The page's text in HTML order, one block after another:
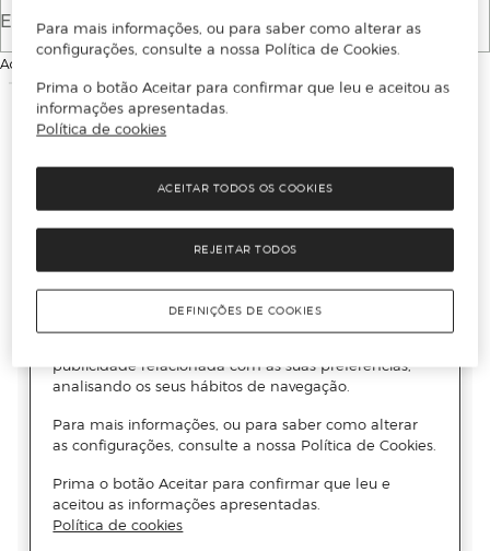
E-mail
Ao continuar, aceitas as
Para mais informações, ou para saber como alterar as
configurações, consulte a nossa Política de Cookies.
Prima o botão Aceitar para confirmar que leu e aceitou as
informações apresentadas.
Política de cookies
REJEITAR TODOS
ACEITAR TODOS OS COOKIES
DEFINIÇÕES DE COOKIES